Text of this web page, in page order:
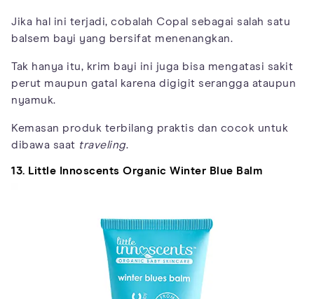
Jika hal ini terjadi, cobalah Copal sebagai salah satu
balsem bayi yang bersifat menenangkan.
Tak hanya itu, krim bayi ini juga bisa mengatasi sakit
perut maupun gatal karena digigit serangga ataupun
nyamuk.
Kemasan produk terbilang praktis dan cocok untuk
dibawa saat traveling.
13. Little Innoscents Organic Winter Blue Balm